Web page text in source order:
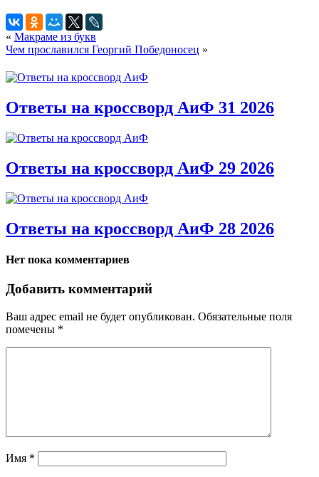
« Макраме из букв
Чем прославился Георгий Победоносец »
Ответы на кроссворд АиФ 31 2026
Ответы на кроссворд АиФ 29 2026
Ответы на кроссворд АиФ 28 2026
Нет пока комментариев
Добавить комментарий
Ваш адрес email не будет опубликован. Обязательные поля
помечены *
Имя *